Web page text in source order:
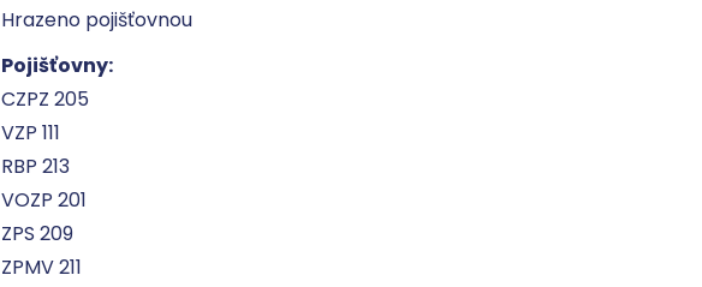
Hrazeno pojišťovnou
Pojišťovny:
CZPZ 205
VZP 111
RBP 213
VOZP 201
ZPS 209
ZPMV 211